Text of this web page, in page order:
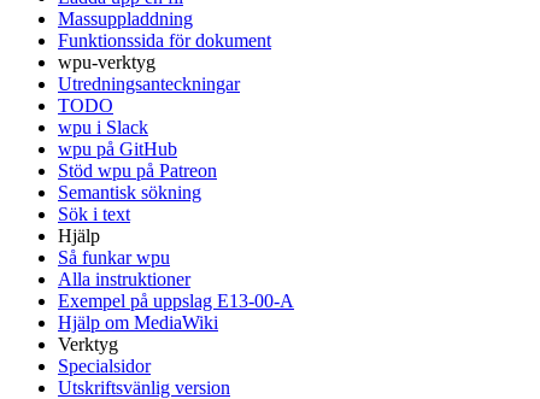
Massuppladdning
Funktionssida för dokument
wpu-verktyg
Utredningsanteckningar
TODO
wpu i Slack
wpu på GitHub
Stöd wpu på Patreon
Semantisk sökning
Sök i text
Hjälp
Så funkar wpu
Alla instruktioner
Exempel på uppslag E13-00-A
Hjälp om MediaWiki
Verktyg
Specialsidor
Utskriftsvänlig version